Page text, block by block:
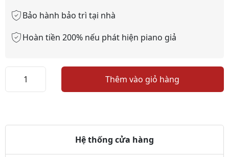
Bảo hành bảo trì tại nhà
Hoàn tiền 200% nếu phát hiện piano giả
W101
Thêm vào giỏ hàng
Hệ thống cửa hàng